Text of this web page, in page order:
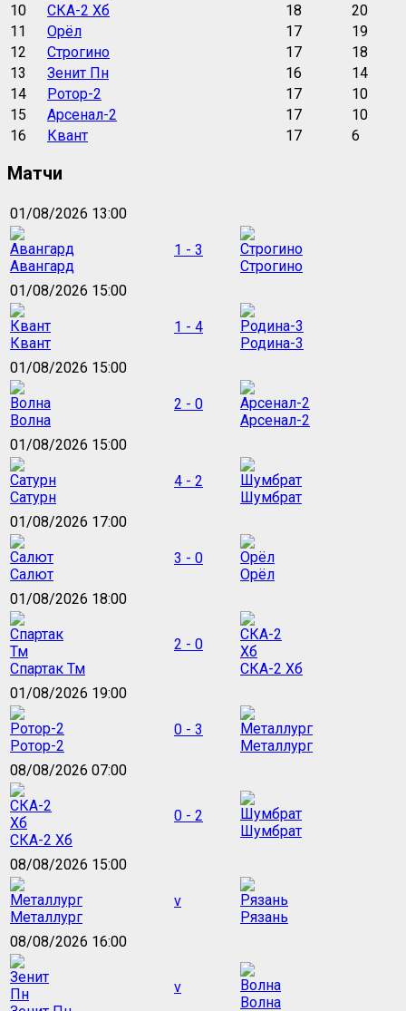
10
СКА-2 Хб 18
20
11
Орёл 17
19
12
Строгино 17
18
13
Зенит Пн 16
14
14
Ротор-2 17
10
15
Арсенал-2 17
10
16
Квант 17 6
Матчи
01/08/2026 13:00
Авангард
1 - 3
Строгино
01/08/2026 15:00
Квант
1 - 4
Родина-3
01/08/2026 15:00
Волна
2 - 0
Арсенал-2
01/08/2026 15:00
Сатурн
4 - 2
Шумбрат
01/08/2026 17:00
Салют
3 - 0
Орёл
01/08/2026 18:00
Спартак Тм
2 - 0
СКА-2 Хб
01/08/2026 19:00
Ротор-2
0 - 3
Металлург
08/08/2026 07:00
СКА-2 Хб
0 - 2
Шумбрат
08/08/2026 15:00
Металлург
v
Рязань
08/08/2026 16:00
v
Волна